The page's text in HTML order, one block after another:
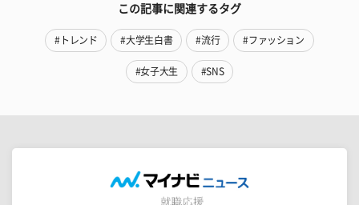
この記事に関連するタグ
#トレンド #大学生白書 #流行 #ファッション
#女子大生 #SNS